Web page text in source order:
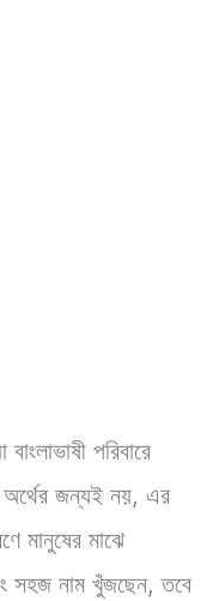
পরিবারে
অর্থের জন্যই নয়, এর
মানুষের মাঝে
সহজ নাম খুঁজছেন, তবে